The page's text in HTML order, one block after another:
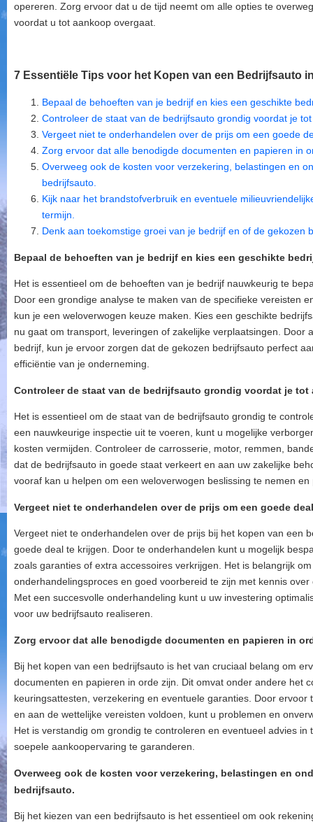
opereren. Zorg ervoor dat u de tijd neemt om alle opties te
voordat u tot aankoop overgaat.
7 Essentiële Tips voor het Kopen van een Bedrijfsauto
Bepaal de behoeften van je bedrijf en kies een geschikte
Controleer de staat van de bedrijfsauto grondig voordat je
Vergeet niet te onderhandelen over de prijs om een goede
Zorg ervoor dat alle benodigde documenten en papieren in
Overweeg ook de kosten voor verzekering, belastingen en
bedrijfsauto.
Kijk naar het brandstofverbruik en eventuele
termijn.
Denk aan toekomstige groei van je bedrijf en of de gekozen
Bepaal de behoeften van je bedrijf en kies een geschikte
Het is essentieel om de behoeften van je bedrijf nauwkeurig te
Door een grondige analyse te maken van de specifieke vereisten
kun je een weloverwogen keuze maken. Kies een geschikte
nu gaat om transport, leveringen of zakelijke verplaatsingen. Door
bedrijf, kun je ervoor zorgen dat de gekozen bedrijfsauto perfect
efficiëntie van je onderneming.
Controleer de staat van de bedrijfsauto grondig voordat je tot
Het is essentieel om de staat van de bedrijfsauto grondig te
een nauwkeurige inspectie uit te voeren, kunt u mogelijke
kosten vermijden. Controleer de carrosserie, motor, remmen,
dat de bedrijfsauto in goede staat verkeert en aan uw zakelijke
vooraf kan u helpen om een weloverwogen beslissing te nemen
Vergeet niet te onderhandelen over de prijs om een goede
Vergeet niet te onderhandelen over de prijs bij het kopen van een
goede deal te krijgen. Door te onderhandelen kunt u mogelijk
zoals garanties of extra accessoires verkrijgen. Het is belangrijk
onderhandelingsproces en goed voorbereid te zijn met kennis
Met een succesvolle onderhandeling kunt u uw investering
voor uw bedrijfsauto realiseren.
Zorg ervoor dat alle benodigde documenten en papieren in
Bij het kopen van een bedrijfsauto is het van cruciaal belang om
documenten en papieren in orde zijn. Dit omvat onder andere het
keuringsattesten, verzekering en eventuele garanties. Door
en aan de wettelijke vereisten voldoen, kunt u problemen en
Het is verstandig om grondig te controleren en eventueel advies
soepele aankoopervaring te garanderen.
Overweeg ook de kosten voor verzekering, belastingen en
bedrijfsauto.
Bij het kiezen van een bedrijfsauto is het essentieel om ook